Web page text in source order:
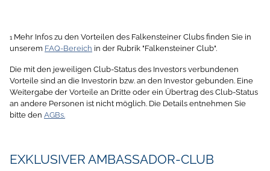
1 Mehr Infos zu den Vorteilen des Falkensteiner Clubs finden Sie in
unserem FAQ-Bereich in der Rubrik "Falkensteiner Club".
Die mit den jeweiligen Club-Status des Investors verbundenen
Vorteile sind an die Investorin bzw. an den Investor gebunden. Eine
Weitergabe der Vorteile an Dritte oder ein Übertrag des Club-Status
an andere Personen ist nicht möglich. Die Details entnehmen Sie
bitte den AGBs.
EXKLUSIVER AMBASSADOR-CLUB